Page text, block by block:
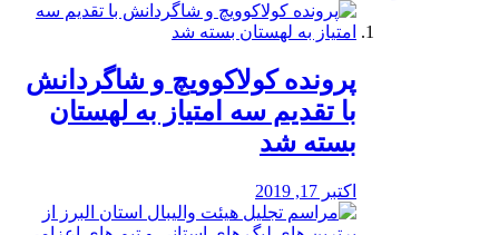
پرونده کولاکوویچ و شاگردانش
با تقدیم سه امتیاز به لهستان
بسته شد
اکتبر 17, 2019